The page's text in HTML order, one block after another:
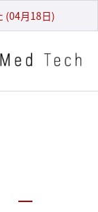
(04月18日)